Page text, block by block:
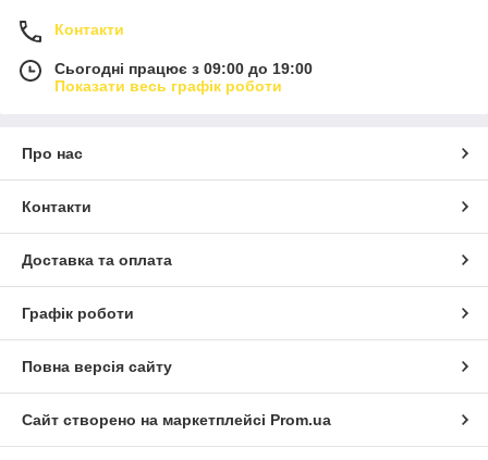
Контакти
Сьогодні працює з 09:00 до 19:00
Показати весь графік роботи
Про нас
Контакти
Доставка та оплата
Графік роботи
Повна версія сайту
Сайт створено на маркетплейсі Prom.ua